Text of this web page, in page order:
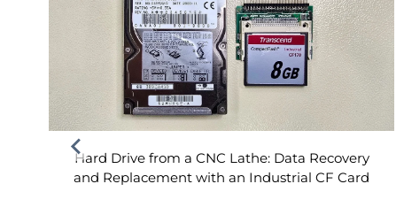
Hard Drive from a CNC Lathe: Data Recovery
and Replacement with an Industrial CF Card